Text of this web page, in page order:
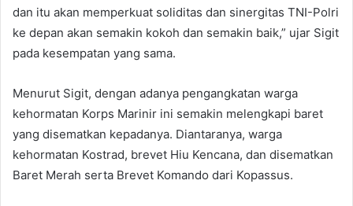
dan itu akan memperkuat soliditas dan sinergitas TNI-Polri
ke depan akan semakin kokoh dan semakin baik,” ujar Sigit
pada kesempatan yang sama.
Menurut Sigit, dengan adanya pengangkatan warga
kehormatan Korps Marinir ini semakin melengkapi baret
yang disematkan kepadanya. Diantaranya, warga
kehormatan Kostrad, brevet Hiu Kencana, dan disematkan
Baret Merah serta Brevet Komando dari Kopassus.